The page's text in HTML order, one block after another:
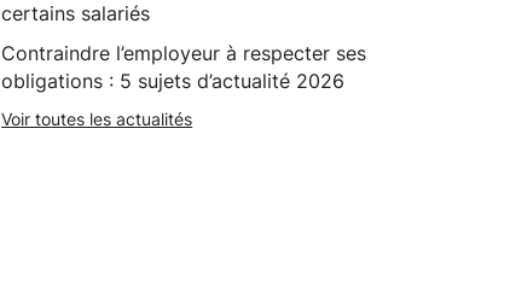
certains salariés
Contraindre l’employeur à respecter ses
obligations : 5 sujets d’actualité 2026
Voir toutes les actualités